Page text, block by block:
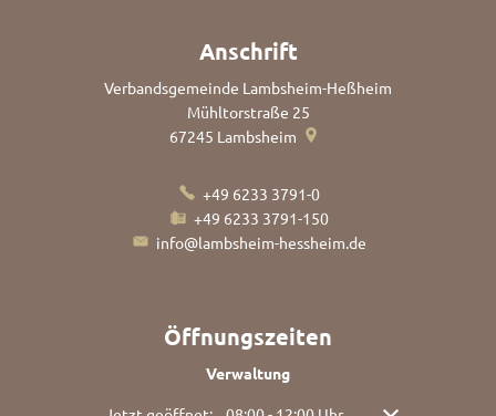
Anschrift
Verbandsgemeinde Lambsheim-Heßheim
Mühltorstraße 25
67245 Lambsheim
+49 6233 3791-0
+49 6233 3791-150
info@lambsheim-hessheim.de
Öffnungszeiten
Verwaltung